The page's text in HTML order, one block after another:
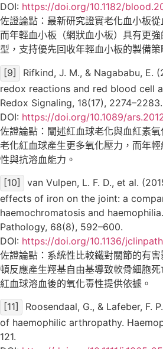
DOI: https://doi.org/10.1182/
佐證論點：最新研究證實老化血小板從
而年輕血小板（網狀血小板）具有更
型，支持優先回收年輕血小板的製備策
[9]
Rifkind, J. M., & Nagababu, E.
redox reactions and red blood cell
Redox Signaling, 18(17), 2274–2283.
DOI: https://doi.org/10.1089/
佐證論點：闡述紅血球老化與血紅素
老化紅血球產生更多氧化壓力，而年
性與抗溶血能力。
[10]
van Vulpen, L. F. D., et al.
effects of iron on the joint: a
haemochromatosis and
Pathology, 68(8), 592–600.
DOI: https://doi.org/10.1136/
佐證論點：系統性比較鐵對關節的有
頓反應產生羥基自由基導致軟骨細胞
紅血球溶血後的氧化毒性提供依據。
[11]
Roosendaal, G., & Lafeber, F.
of haemophilic arthropathy.
121.